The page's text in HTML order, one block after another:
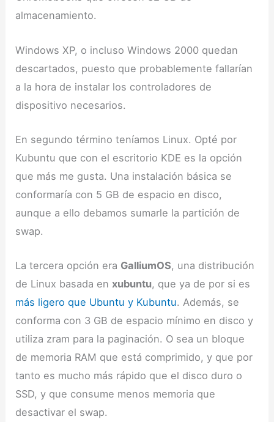
almacenamiento.
Windows XP, o incluso Windows 2000 quedan
descartados, puesto que probablemente fallarían
a la hora de instalar los controladores de
dispositivo necesarios.
En segundo término teníamos Linux. Opté por
Kubuntu que con el escritorio KDE es la opción
que más me gusta. Una instalación básica se
conformaría con 5 GB de espacio en disco,
aunque a ello debamos sumarle la partición de
swap.
La tercera opción era GalliumOS, una distribución
de Linux basada enxubuntu, que ya de por si es
más ligero que Ubuntu y Kubuntu. Además, se
conforma con 3 GB de espacio mínimo en disco y
utiliza zram para la paginación. O sea un bloque
de memoria RAM que está comprimido, y que por
tanto es mucho más rápido que el disco duro o
SSD, y que consume menos memoria que
desactivar el swap.